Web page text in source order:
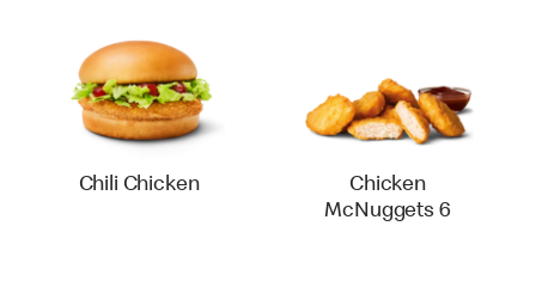
Chili Chicken
Chicken
McNuggets 6